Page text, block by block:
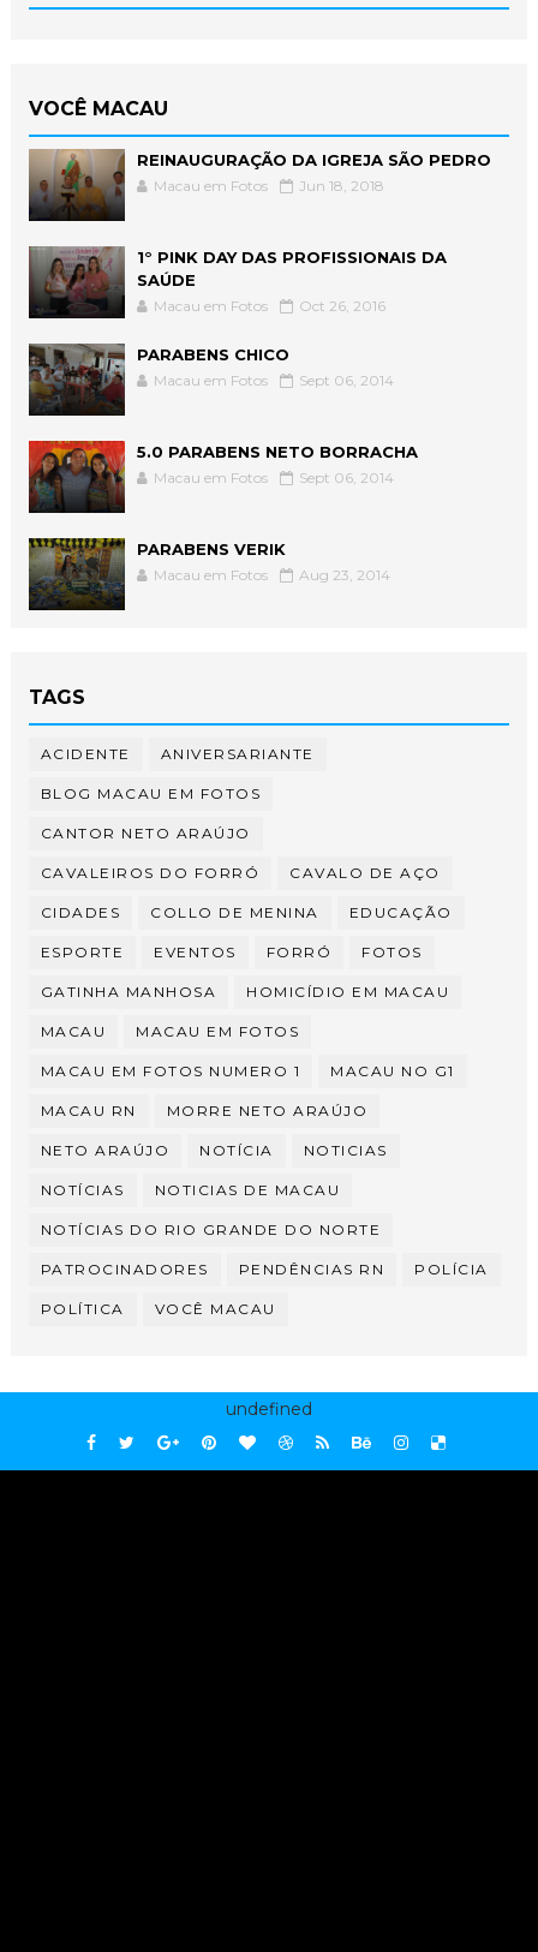
VOCÊ MACAU
REINAUGURAÇÃO DA IGREJA SÃO PEDRO
Macau em Fotos Jun 18, 2018
1° PINK DAY DAS PROFISSIONAIS DA
SAÚDE
Macau em Fotos Oct 26, 2016
PARABENS CHICO
Macau em Fotos Sept 06, 2014
5.0 PARABENS NETO BORRACHA
Macau em Fotos Sept 06, 2014
PARABENS VERIK
Macau em Fotos Aug 23, 2014
TAGS
ACIDENTE ANIVERSARIANTE
BLOG MACAU EM FOTOS
CANTOR NETO ARAÚJO
CAVALEIROS DO FORRÓ CAVALO DE AÇO
CIDADES COLLO DE MENINA EDUCAÇÃO
ESPORTE EVENTOS FORRÓ FOTOS
GATINHA MANHOSA HOMICÍDIO EM MACAU
MACAU MACAU EM FOTOS
MACAU EM FOTOS NUMERO 1 MACAU NO G1
MACAU RN MORRE NETO ARAÚJO
NETO ARAÚJO NOTÍCIA NOTICIAS
NOTÍCIAS NOTICIAS DE MACAU
NOTÍCIAS DO RIO GRANDE DO NORTE
PATROCINADORES PENDÊNCIAS RN POLÍCIA
POLÍTICA VOCÊ MACAU
undefined